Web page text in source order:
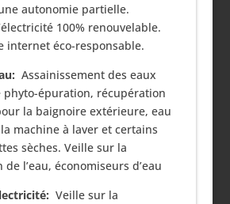
autonomie partielle.
100% renouvelable.
internet éco-responsable.
Assainissement des eaux
phyto-épuration, récupération
la baignoire extérieure, eau
machine à laver et certains
sèches. Veille sur la
l’eau, économiseurs d’eau
Veille sur la